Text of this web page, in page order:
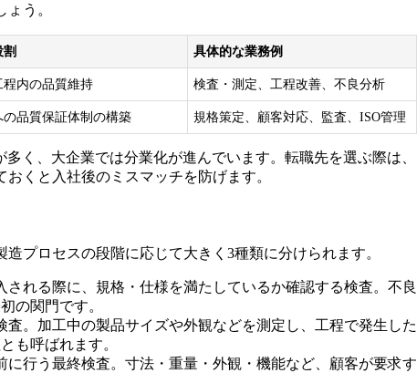
う。
割 具体的な業務例
程内の品質維持 検査・測定、工程改善、不良分析
の品質保証体制の構築 規格策定、顧客対応、監査、ISO管理
く、大企業では分業化が進んでいます。転職先を選ぶ際は、
くと入社後のミスマッチを防げます。
プロセスの段階に応じて大きく3種類に分けられます。
される際に、規格・仕様を満たしているか確認する検査。不良
の関門です。
査。加工中の製品サイズや外観などを測定し、工程で発生した
も呼ばれます。
に行う最終検査。寸法・重量・外観・機能など、顧客が要求す